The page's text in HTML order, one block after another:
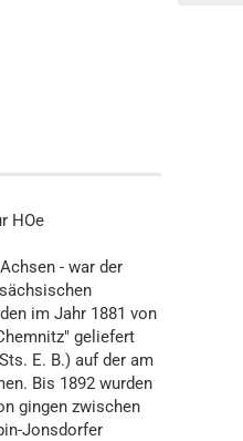
HOe
- war der
im Jahr 1881 von
geliefert
E. B.) auf der am
Bis 1892 wurden
gingen zwischen
Jonsdorfer